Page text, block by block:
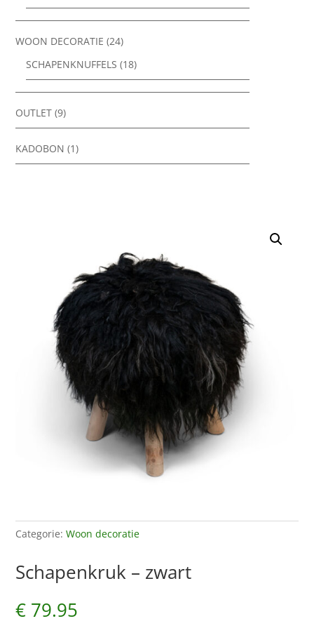
WOON DECORATIE (24)
SCHAPENKNUFFELS (18)
OUTLET (9)
KADOBON (1)
Categorie:Woon decoratie
Schapenkruk – zwart
€ 79.95